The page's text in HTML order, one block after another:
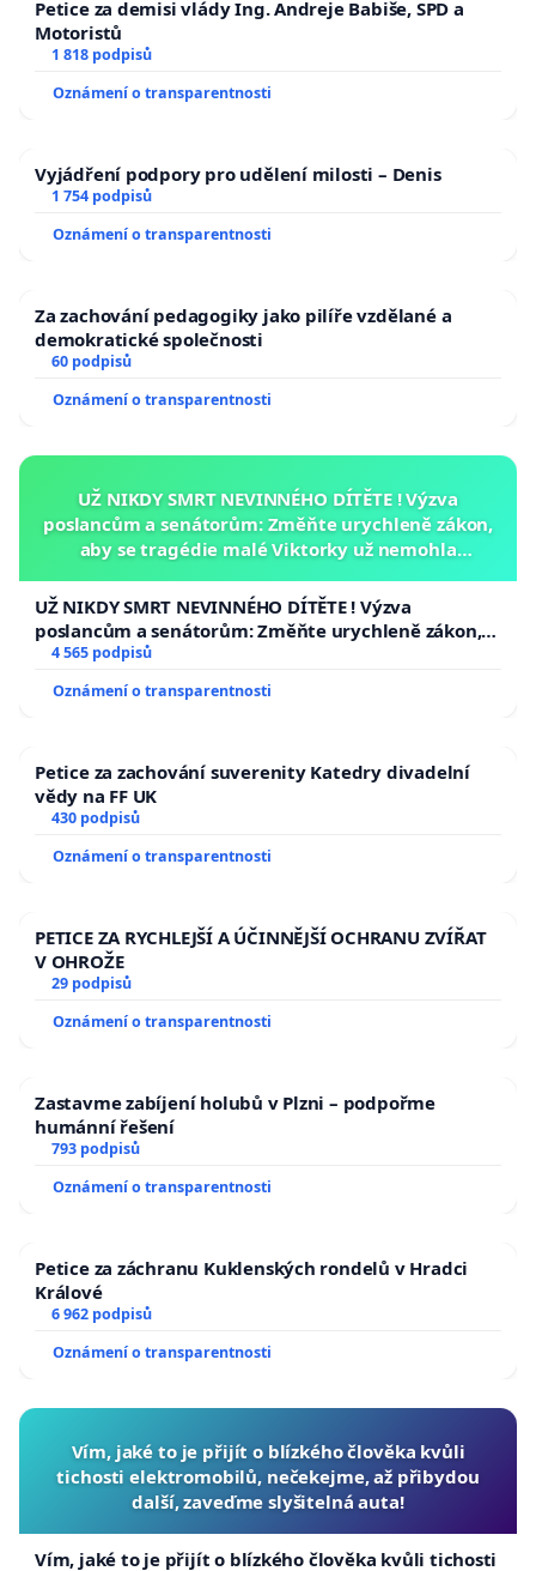
Petice za demisi vlády Ing. Andreje Babiše, SPD a
Motoristů
1 818 podpisů
Oznámení o transparentnosti
Vyjádření podpory pro udělení milosti – Denis
1 754 podpisů
Oznámení o transparentnosti
Za zachování pedagogiky jako pilíře vzdělané a
demokratické společnosti
60 podpisů
Oznámení o transparentnosti
UŽ NIKDY SMRT NEVINNÉHO DÍTĚTE ! Výzva
poslancům a senátorům: Změňte urychleně zákon,
aby se tragédie malé Viktorky už nemohla
UŽ NIKDY SMRT NEVINNÉHO DÍTĚTE ! Výzva
poslancům a senátorům: Změňte urychleně zákon,
aby se tragédie malé Viktorky už nemohla opakovat!
4 565 podpisů
Oznámení o transparentnosti
Petice za zachování suverenity Katedry divadelní
vědy na FF UK
430 podpisů
Oznámení o transparentnosti
PETICE ZA RYCHLEJŠÍ A ÚČINNĚJŠÍ OCHRANU ZVÍŘAT
V OHROŽE
29 podpisů
Oznámení o transparentnosti
Zastavme zabíjení holubů v Plzni – podpořme
humánní řešení
793 podpisů
Oznámení o transparentnosti
Petice za záchranu Kuklenských rondelů v Hradci
Králové
6 962 podpisů
Oznámení o transparentnosti
Vím, jaké to je přijít o blízkého člověka kvůli
tichosti elektromobilů, nečekejme, až přibydou
další, zaveďme slyšitelná auta!
Vím, jaké to je přijít o blízkého člověka kvůli tichosti